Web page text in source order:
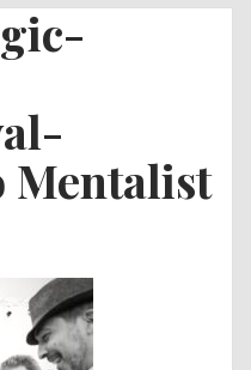
Mentalist